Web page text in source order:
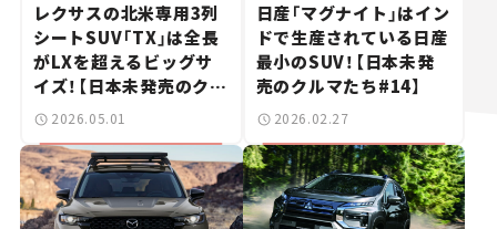
レクサスの北米専用3列
シートSUV「TX」は全長
がLXを超えるビッグサ
イズ！【日本未発売のクル
マたち#️15】
2026.05.01
日産「マグナイト」はイン
ドで生産されている日産
最小のSUV！【日本未発
売のクルマたち#️14】
2026.02.27